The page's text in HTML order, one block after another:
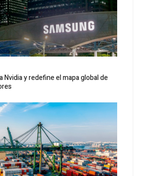
Nvidia y redefine el mapa global de